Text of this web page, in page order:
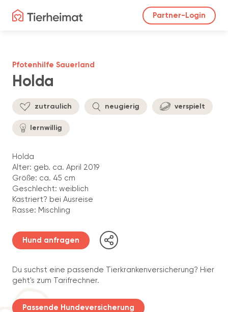
Partner-Login
Holda
Pfotenhilfe Sauerland
zutraulich neugierig verspielt
lernwillig
Holda
Alter: geb. ca. April 2019
Größe: ca. 45 cm
Geschlecht: weiblich
Kastriert? bei Ausreise
Rasse: Mischling
Hund anfragen
Du suchst eine passende Tierkrankenversicherung? Hier
geht's zum Tarifrechner.
Passende Hundeversicherung